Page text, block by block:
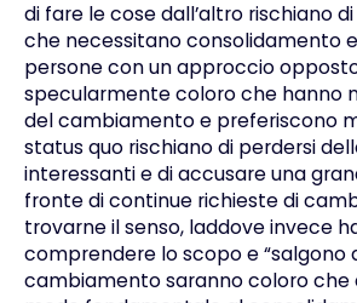
di fare le cose dall’altro rischiano
che necessitano consolidamento
persone con un approccio
specularmente coloro che hanno
del cambiamento e preferiscono
status quo rischiano di perdersi
interessanti e di accusare una
fronte di continue richieste di
trovarne il senso, laddove invece
comprendere lo scopo e “salgono
cambiamento saranno coloro che